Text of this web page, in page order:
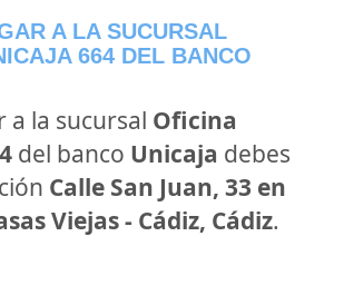
A LA SUCURSAL
664 DEL BANCO
a la sucursal Oficina
del banco Unicaja debes
Calle San Juan, 33 en
Viejas - Cádiz, Cádiz.